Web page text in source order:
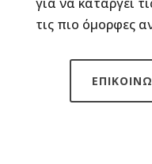
τις πιο όμορφες